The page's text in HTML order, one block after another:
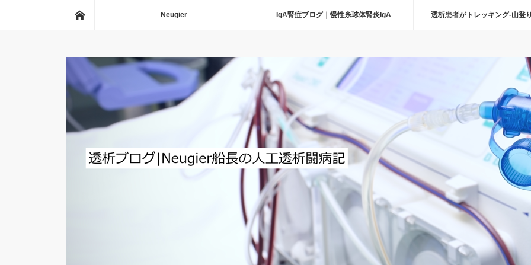
Neugier IgA腎症ブログ｜慢性糸球体腎炎IgA 透析患者がトレッキング-山登